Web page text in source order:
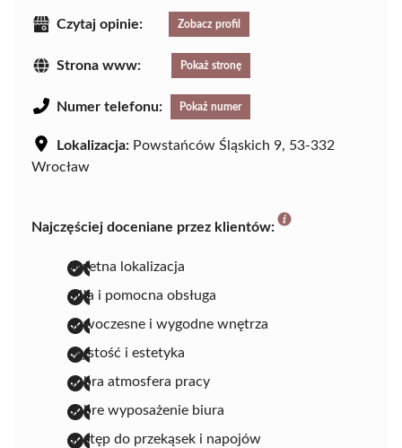
Czytaj opinie: Zobacz profil
Strona www: Pokaż stronę
Numer telefonu: Pokaż numer
Lokalizacja: Powstańców Śląskich 9, 53-332
Wrocław
Najczęściej doceniane przez klientów:
świetna lokalizacja
miła i pomocna obsługa
nowoczesne i wygodne wnętrza
czystość i estetyka
dobra atmosfera pracy
dobre wyposażenie biura
dostęp do przekąsek i napojów